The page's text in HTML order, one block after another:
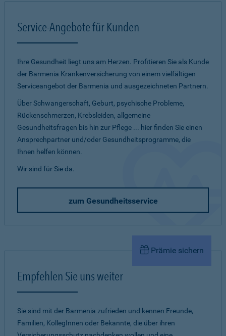
Service-Angebote für Kunden
Ihre Gesundheit liegt uns am Herzen. Profitieren Sie als Kunde
der Barmenia Krankenversicherung von einem vielfältigen
Serviceangebot der Barmenia und ausgezeichneten Partnern.
Über Schwangerschaft, Geburt, psychische Probleme,
Rückenschmerzen, Krebsleiden, allgemeine
Gesundheitsfragen bis hin zur Pflege ... hier finden Sie einen
Ansprechpartner und/oder Gesundheitsprogramme, die
Ihnen helfen können.
Wir sind für Sie da.
zum Gesundheitsservice
Prämie sichern
Empfehlen Sie uns weiter
Sie sind mit der Barmenia zufrieden und kennen Freunde,
Familien, KollegInnen oder Bekannte, die über ihren